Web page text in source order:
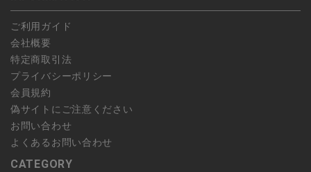
予約商品など一部キャンセルが出来ない場合がございます。あら
かじめご了承ください。
ご利用ガイド
会社概要
特定商取引法
プライバシーポリシー
会員規約
偽サイトにご注意ください
お問い合わせ
よくあるお問い合わせ
CATEGORY